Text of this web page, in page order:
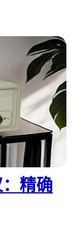
精确